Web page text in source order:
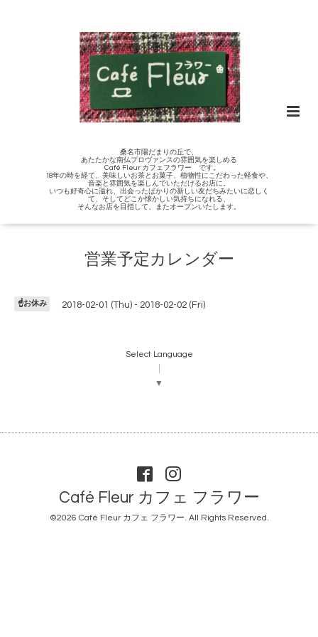
桑名市陽だまりの丘で、
あたたかな南仏プロヴァンスの雰囲気を楽しめる
Café Fleur カフェフラワー です。
18年の時を経て、美味しいお茶とお菓子、植物性にこだわった軽食や、
音楽と雰囲気を楽しんでいただけるお店に。
いつも好奇心に溢れ、出会ったばかりの新しい友だちみたいに恋しく
て、そしてどこか懐かしい気持ちになれる、
そんなお店を目指して、またオープンいたします。
営業予定カレンダー
☝️お休み 2018-02-01 (Thu) - 2018-02-02 (Fri)
Select Language
▼
Café Fleur カフェ フラワー
©2026 Café Fleur カフェ フラワー. All Rights Reserved.